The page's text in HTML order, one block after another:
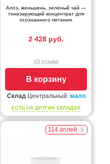
Алоэ, женьшень, зелёный чай —
тонизирующий концентрат для
осознанного питания.
2 428 руб.
43 отзыва
В корзину
СкладЦентральный: мало
ЕСТЬ НА ДРУГИХ СКЛАДАХ
114 аплей